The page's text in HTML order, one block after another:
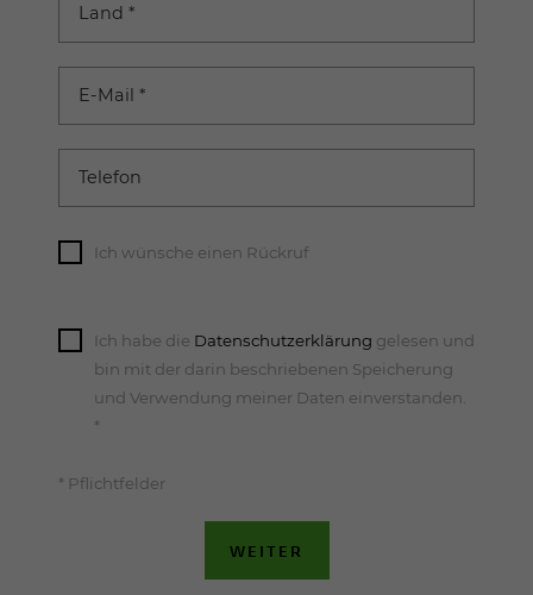
Land *
E-Mail *
Telefon
Ich wünsche einen Rückruf
Ich habe die Datenschutzerklärung gelesen und
bin mit der darin beschriebenen Speicherung
und Verwendung meiner Daten einverstanden.
*
* Pflichtfelder
WEITER